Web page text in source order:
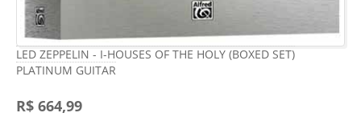
LED ZEPPELIN - I-HOUSES OF THE HOLY (BOXED SET)
PLATINUM GUITAR
R$ 664,99